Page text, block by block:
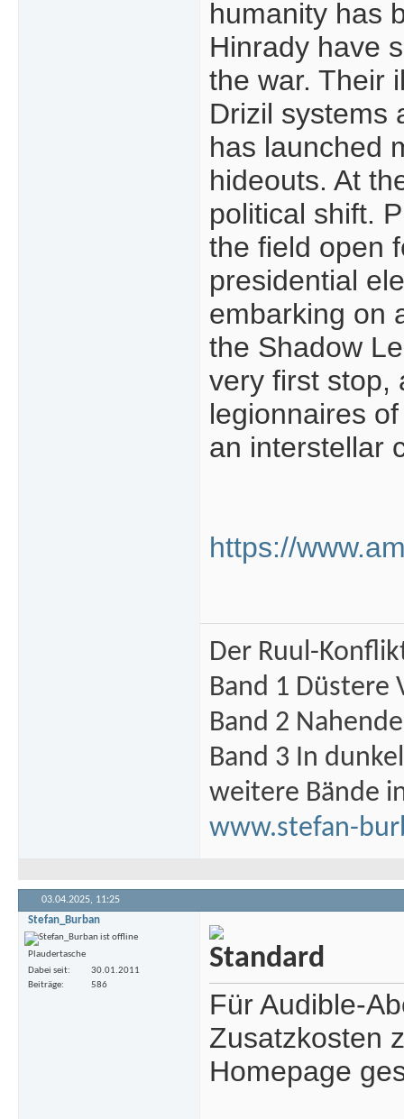
humanity has
Hinrady have
the war. Their
Drizil systems
has launched
hideouts. At
political shift.
the field open
presidential
embarking on
the Shadow
very first stop,
legionnaires
an interstellar
https://
Der Ruul-
Band 1 Düstere
Band 2
Band 3 In
weitere Bände
www.stefan-
03.04.2025, 11:25
Stefan_Burban
Plaudertasche
Dabei seit
30.01.2011
Beiträge
586
Für Audible-
Zusatzkosten
Homepage